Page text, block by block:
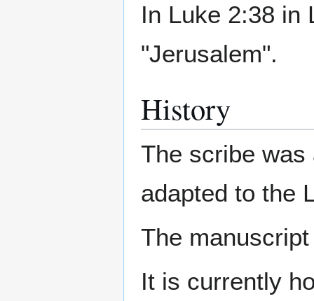
In Luke 2:38 in
"Jerusalem".
History
The scribe was
adapted to the
The
It is currently